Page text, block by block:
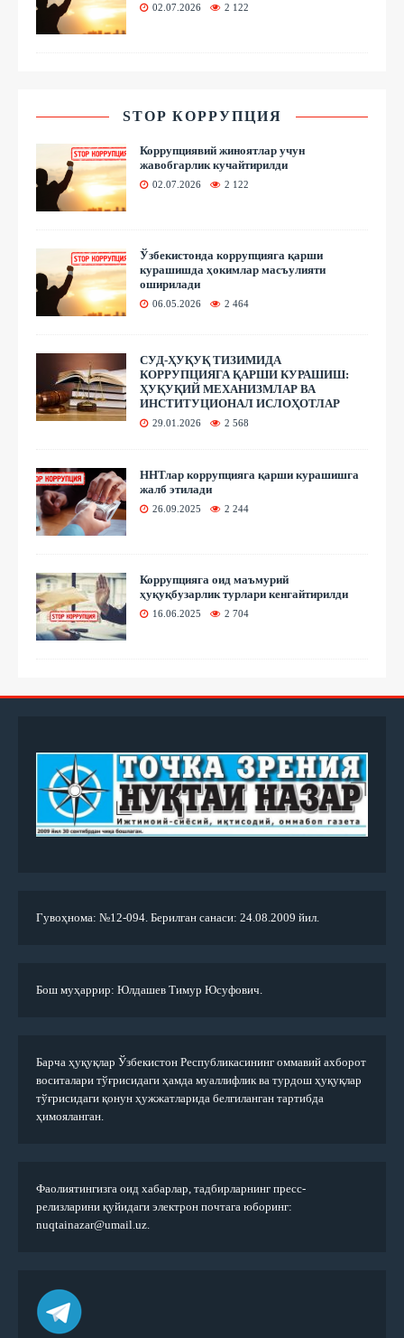
02.07.2026 2 122
STOP КОРРУПЦИЯ
Коррупциявий жиноятлар учун
жавобгарлик кучайтирилди
02.07.2026 2 122
Ўзбекистонда коррупцияга қарши
курашишда ҳокимлар масъулияти
оширилади
06.05.2026 2 464
СУД-ҲУҚУҚ ТИЗИМИДА
КОРРУПЦИЯГА ҚАРШИ КУРАШИШ:
ҲУҚУҚИЙ МЕХАНИЗМЛАР ВА
ИНСТИТУЦИОНАЛ ИСЛОҲОТЛАР
29.01.2026 2 568
ННТлар коррупцияга қарши курашишга
жалб этилади
26.09.2025 2 244
Коррупцияга оид маъмурий
ҳуқуқбузарлик турлари кенгайтирилди
16.06.2025 2 704
Гувоҳнома: №12-094. Берилган санаси: 24.08.2009 йил.
Бош муҳаррир: Юлдашев Тимур Юсуфович.
Барча ҳуқуқлар Ўзбекистон Республикасининг оммавий ахборот
воситалари тўғрисидаги ҳамда муаллифлик ва турдош ҳуқуқлар
тўғрисидаги қонун ҳужжатларида белгиланган тартибда
ҳимояланган.
Фаолиятингизга оид хабарлар, тадбирларнинг пресс-
релизларини қуйидаги электрон почтага юборинг:
nuqtainazar@umail.uz.